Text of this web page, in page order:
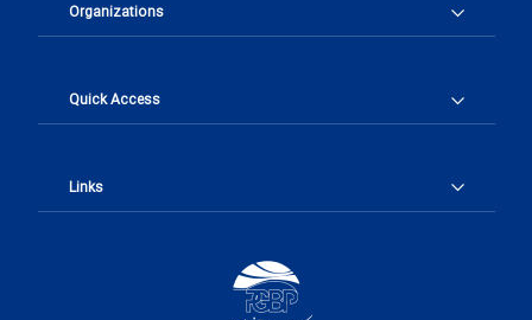
Organizations
Quick Access
Links